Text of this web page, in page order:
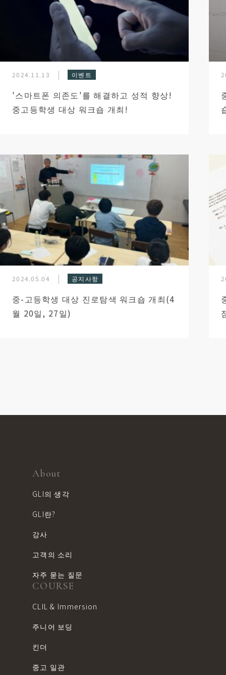
2024.11.13 이벤트
'스마트폰 의존도'를 해결하고 성적 향상!
중고등학생 대상 워크숍 개최!
2024.05.04 공지사항
중-고등학생 대상 진로탐색 워크숍 개최(4
월 20일, 27일)
About
GLI의 생각
GLI란?
강사
고객의 소리
자주 묻는 질문
COURSE
CLIL & Immersion
주니어 보딩
킨더
중고 일관